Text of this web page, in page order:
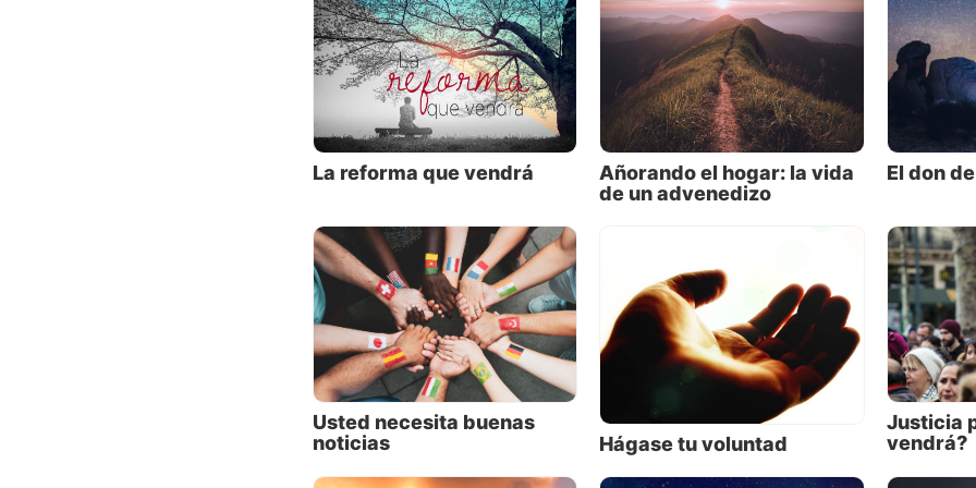
Todo lo que Jesús hizo durante su ministerio terrenal conduce
finalmente al Reino de Dios. Por eso resumió su mensaje
evangelio del Reino de Dios.
Pero, ¿dónde está ese mensaje en la corriente principal del
cristianismo actual?
La reforma que vendrá
Añorando el hogar: la vida
de un advenedizo
El don
Usted necesita buenas
noticias
Hágase tu voluntad
Justicia
vendrá?